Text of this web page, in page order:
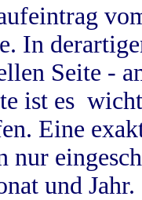
In
Seite -
ist es
Eine
nur
und Jahr.